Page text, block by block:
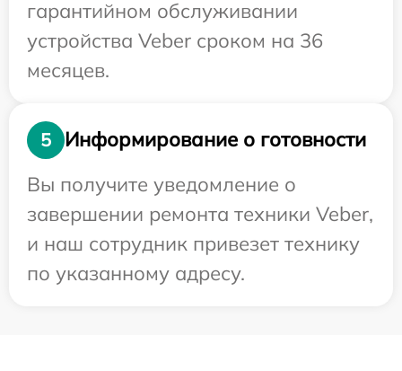
гарантийном обслуживании
устройства Veber сроком на 36
месяцев.
5
Информирование о готовности
Вы получите уведомление о
завершении ремонта техники Veber,
и наш сотрудник привезет технику
по указанному адресу.